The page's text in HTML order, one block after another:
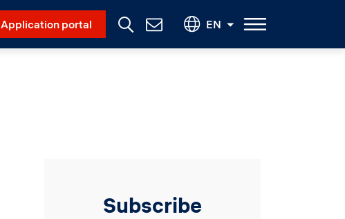
Application portal
Contact
Us
EN
Subscribe